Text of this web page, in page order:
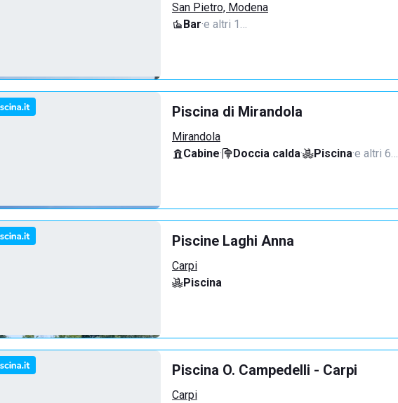
San Pietro, Modena
Bar·e altri 1…
Piscina di Mirandola
Mirandola
Cabine· Doccia calda· Piscina·e altri 6…
Piscine Laghi Anna
Carpi
Piscina
Piscina O. Campedelli - Carpi
Carpi